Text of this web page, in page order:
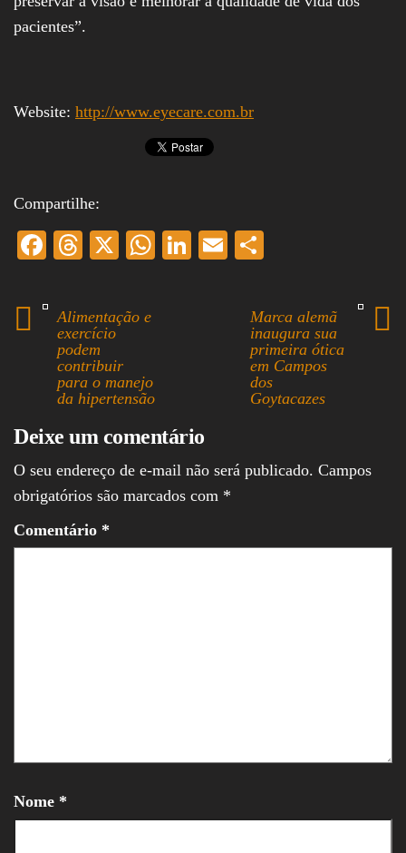
pacientes”.
Website: http://www.eyecare.com.br
Compartilhe:
Fa
bo
ok
T
ds
X
W
Li
E
ail re
Alimentação e
exercício
podem
contribuir
para o manejo
da hipertensão
Marca alemã
inaugura sua
primeira ótica
em Campos
dos
Goytacazes
Deixe um comentário
O seu endereço de e-mail não será publicado. Campos
obrigatórios são marcados com *
Comentário *
Nome *